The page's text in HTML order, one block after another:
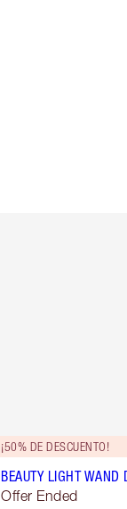
¡50% DE DESCUENTO!
BEAUTY LIGHT WAND
Offer Ended